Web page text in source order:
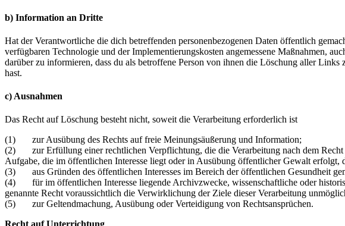
b) Information an Dritte
Hat der Verantwortliche die dich betreffenden personenbezogenen Daten öffentlich
verfügbaren Technologie und der Implementierungskosten angemessene Maßnahmen,
darüber zu informieren, dass du als betroffene Person von ihnen die Löschung aller
hast.
c) Ausnahmen
Das Recht auf Löschung besteht nicht, soweit die Verarbeitung erforderlich ist
(1) zur Ausübung des Rechts auf freie Meinungsäußerung und Information;
(2) zur Erfüllung einer rechtlichen Verpflichtung, die die Verarbeitung nach dem Recht
Aufgabe, die im öffentlichen Interesse liegt oder in Ausübung öffentlicher Gewalt erfolgt,
(3) aus Gründen des öffentlichen Interesses im Bereich der öffentlichen Gesundheit
(4) für im öffentlichen Interesse liegende Archivzwecke, wissenschaftliche oder
genannte Recht voraussichtlich die Verwirklichung der Ziele dieser Verarbeitung
(5) zur Geltendmachung, Ausübung oder Verteidigung von Rechtsansprüchen.